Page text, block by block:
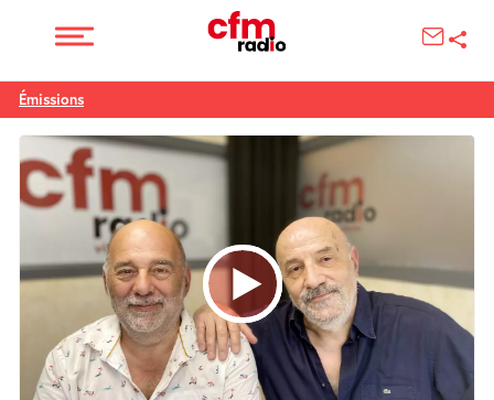
Émissions